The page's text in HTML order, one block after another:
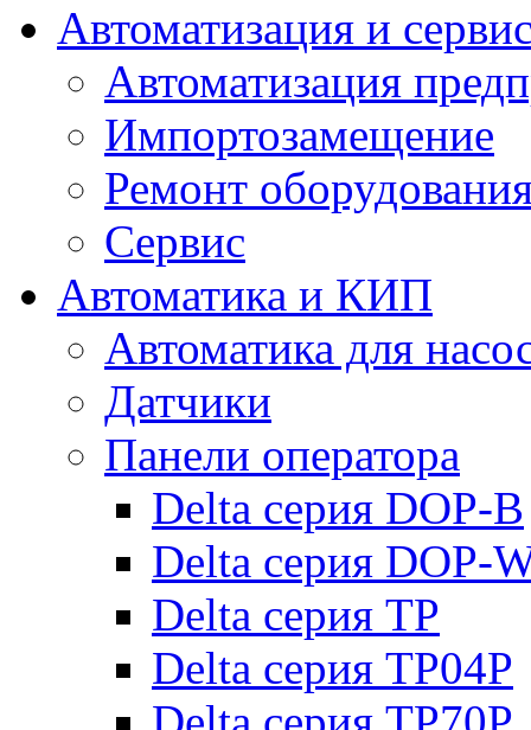
Автоматизация и
Автоматизация
Импортозамещение
Ремонт
Сервис
Автоматика и КИП
Автоматика для
Датчики
Панели оператора
Delta серия DOP-B
Delta серия DOP-
Delta серия TP
Delta серия TP04P